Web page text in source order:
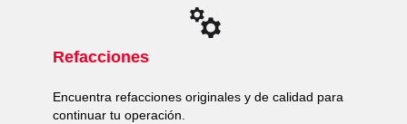
Refacciones
Encuentra refacciones originales y de calidad para
continuar tu operación.